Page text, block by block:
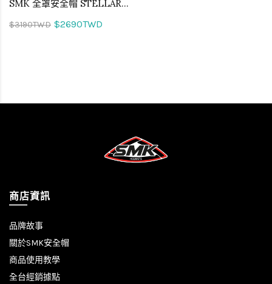
SMK 全罩安全帽 STELLAR TREK 拓荒者 MA243
$3190TWD $2690TWD
商店資訊
品牌故事
關於SMK安全帽
商品使用教學
全台經銷據點